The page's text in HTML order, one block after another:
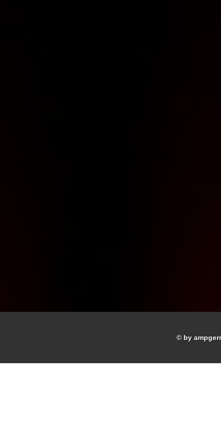
© by